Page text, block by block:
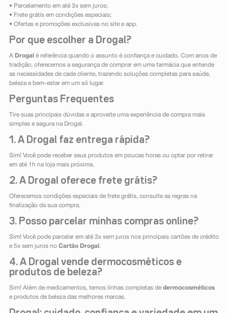
• Parcelamento em até 3x sem juros;
• Frete grátis em condições especiais;
• Ofertas e promoções exclusivas no site e app.
Por que escolher a Drogal?
A Drogal é referência quando o assunto é confiança e cuidado. Com anos de
tradição, oferecemos a segurança de comprar em uma farmácia que entende
as necessidades de cada cliente, trazendo soluções completas para saúde,
beleza e bem-estar em um só lugar.
Perguntas Frequentes
Tire suas principais dúvidas e aproveite uma experiência de compra mais
simples e segura na Drogal.
1. A Drogal faz entrega rápida?
Sim! Você pode receber seus produtos em poucas horas ou optar por retirar
em até 1h na loja mais próxima.
2. A Drogal oferece frete grátis?
Oferecemos condições especiais de frete grátis, consulte as regras na
finalização da sua compra.
3. Posso parcelar minhas compras online?
Sim! Você pode parcelar em até 3x sem juros nos principais cartões de crédito
e 5x sem juros no Cartão Drogal .
4. A Drogal vende dermocosméticos e
produtos de beleza?
Sim! Além de medicamentos, temos linhas completas de dermocosméticos
e produtos de beleza das melhores marcas.